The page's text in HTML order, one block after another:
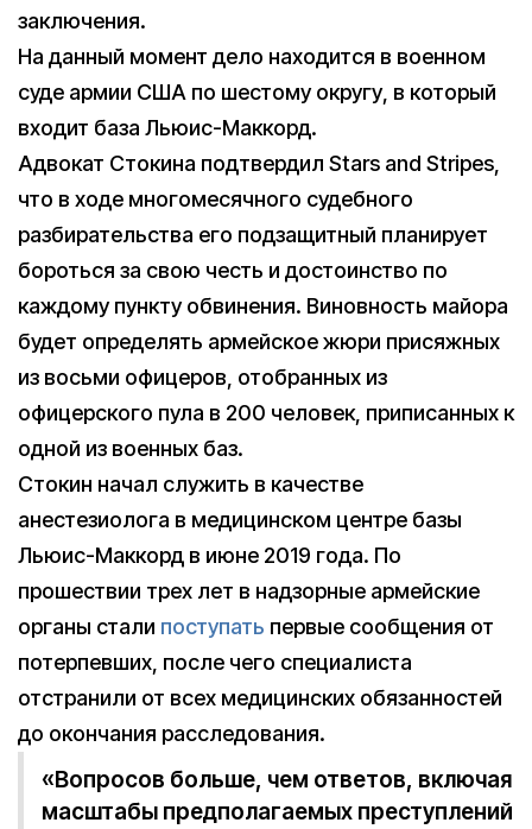
заключения.
На данный момент дело находится в военном
суде армии США по шестому округу, в который
входит база Льюис-Маккорд.
Адвокат Стокина подтвердил Stars and Stripes,
что в ходе многомесячного судебного
разбирательства его подзащитный планирует
бороться за свою честь и достоинство по
каждому пункту обвинения. Виновность майора
будет определять армейское жюри присяжных
из восьми офицеров, отобранных из
офицерского пула в 200 человек, приписанных к
одной из военных баз.
Стокин начал служить в качестве
анестезиолога в медицинском центре базы
Льюис-Маккорд в июне 2019 года. По
прошествии трех лет в надзорные армейские
органы стали поступать первые сообщения от
потерпевших, после чего специалиста
отстранили от всех медицинских обязанностей
до окончания расследования.
«Вопросов больше, чем ответов, включая
масштабы предполагаемых преступлений